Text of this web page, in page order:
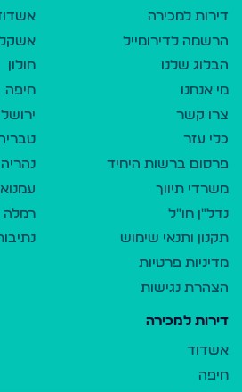
דירות למכירה
הרשמה לדירומייל
הבלוג שלנו
מי אנחנו
צרו קשר
כלי עזר
פרסום ברשות היחיד
משרדי תיווך
נדל"ן חו"ל
תקנון ותנאי שימוש
מדיניות פרטיות
הצהרת נגישות
חולון
חיפה
נהריה
רמלה
דירות למכירה
אשדוד
חיפה